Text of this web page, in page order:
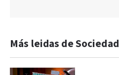
Más leidas de Sociedad